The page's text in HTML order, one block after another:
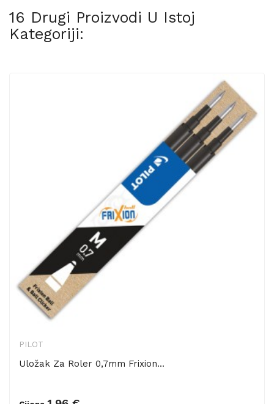
16 Drugi Proizvodi U Istoj
Kategoriji:
PILOT
Uložak Za Roler 0,7mm Frixion...